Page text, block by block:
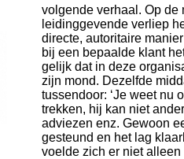
volgende verhaal. Op
leidinggevende verliep
directe, autoritaire
bij een bepaalde klant
gelijk dat in deze
zijn mond. Dezelfde
tussendoor: ‘Je weet nu
trekken, hij kan niet
adviezen enz. Gewoon
gesteund en het lag
voelde zich er niet